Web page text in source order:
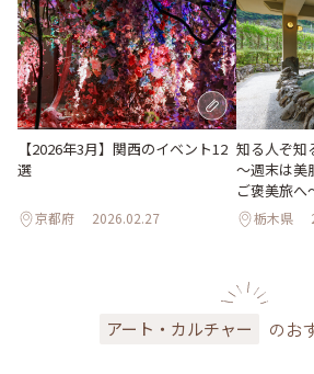
【2026年3月】関西のイベント12
選
京都府 2026.02.27
知る人ぞ知
～週末は美
ご褒美旅へ
栃木県
アート・カルチャー のお